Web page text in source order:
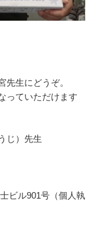
先生にどうぞ。
っていただけます
）先生
ビル901号（個人執